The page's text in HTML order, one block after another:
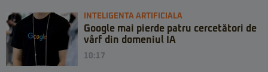
INTELIGENTA ARTIFICIALA
Google mai pierde patru cercetători de
vârf din domeniul IA
10:17